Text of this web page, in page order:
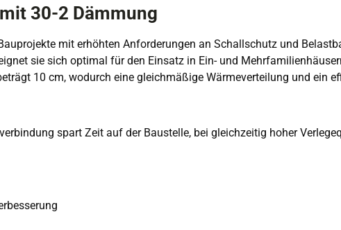
30-2 Dämmung
mit erhöhten Anforderungen an Schallschutz und
sie sich optimal für den Einsatz in Ein- und
10 cm, wodurch eine gleichmäßige Wärmeverteilung und ein
spart Zeit auf der Baustelle, bei gleichzeitig hoher